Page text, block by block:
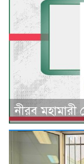
নীরব মহামারী